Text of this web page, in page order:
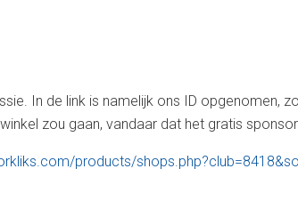
In de link is namelijk ons ID opgenomen,
zou gaan, vandaar dat het gratis
products/